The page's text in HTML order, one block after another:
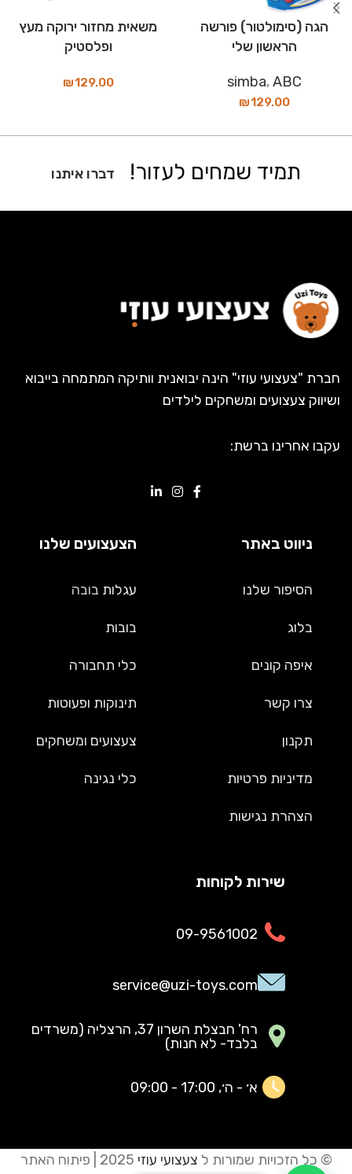
הגה (סימולטור) פורשה
הראשון שלי
simba,ABC
₪129.00
משאית מחזור ירוקה מעץ
ופלסטיק
₪129.00
תמיד שמחים לעזור! דברו איתנו
חברת "צעצועי עוזי" הינה יבואנית וותיקה המתמחה בייבוא
ושיווק צעצועים ומשחקים לילדים
עקבו אחרינו ברשת:
ניווט באתר
הסיפור שלנו
בלוג
איפה קונים
צרו קשר
תקנון
מדיניות פרטיות
הצהרת נגישות
הצעצועים שלנו
עגלות בובה
בובות
כלי תחבורה
תינוקות ופעוטות
צעצועים ומשחקים
כלי נגינה
שירות לקוחות
09-9561002
service@uzi-toys.com
רח' חבצלת השרון 37, הרצליה (משרדים
בלבד- לא חנות)
א׳ - ה׳, 17:00 - 09:00
© כל הזכויות שמורות ל צעצועי עוזי